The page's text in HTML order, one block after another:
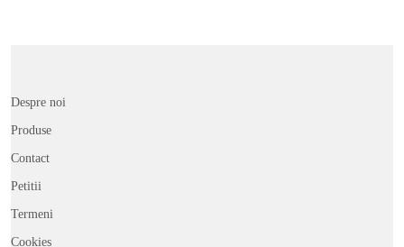
Despre noi
Produse
Contact
Petitii
Termeni
Cookies